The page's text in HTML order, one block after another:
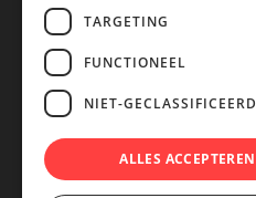
Dinsdag
Donderdag
Vrijdag
Zondag
TARGETING
FUNCTIONEEL
NIET-GECLASSIFICEERD
ALLES ACCEPTEREN